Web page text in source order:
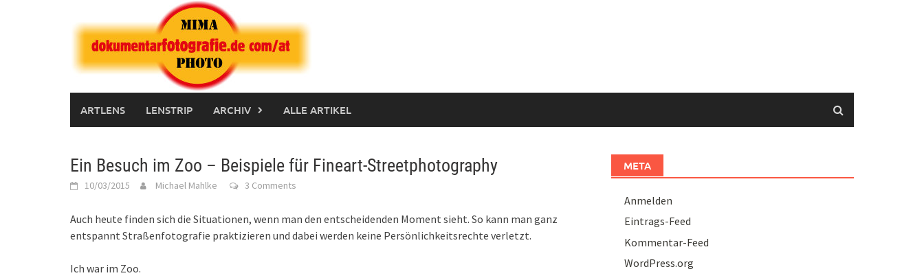
ARTLENS LENSTRIP ARCHIV ALLE ARTIKEL
Ein Besuch im Zoo – Beispiele für Fineart-Streetphotography
10/03/2015 Michael Mahlke 3 Comments
Auch heute finden sich die Situationen, wenn man den entscheidenden Moment sieht. So kann man ganz
entspannt Straßenfotografie praktizieren und dabei werden keine Persönlichkeitsrechte verletzt.
Ich war im Zoo.
META
Anmelden
Eintrags-Feed
Kommentar-Feed
WordPress.org